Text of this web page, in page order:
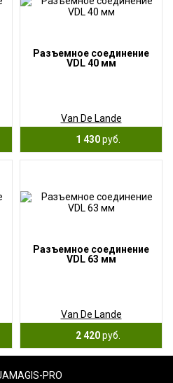
Разъемное соединение
VDL 40 мм
Van De Lande
1 430руб.
Разъемное соединение
VDL 63 мм
Van De Lande
2 420руб.